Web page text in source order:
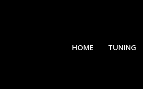
HOME TUNING